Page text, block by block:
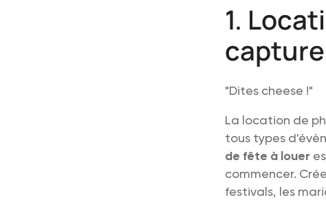
1.
"Dites cheese !"
La location de
tous types
de fête à louer
commencer.
festivals, les